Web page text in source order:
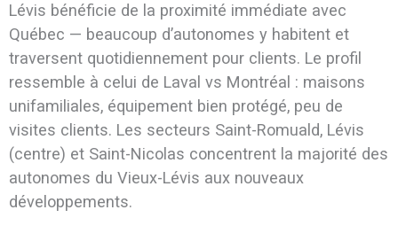
Lévis bénéficie de la proximité immédiate avec
Québec — beaucoup d’autonomes y habitent et
traversent quotidiennement pour clients. Le profil
ressemble à celui de Laval vs Montréal : maisons
unifamiliales, équipement bien protégé, peu de
visites clients. Les secteurs Saint-Romuald, Lévis
(centre) et Saint-Nicolas concentrent la majorité des
autonomes du Vieux-Lévis aux nouveaux
développements.